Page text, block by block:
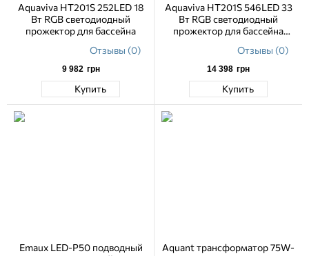
Aquaviva HT201S 252LED 18
Вт RGB светодиодный
прожектор для бассейна
Отзывы (0)
9 982 грн
Купить
Aquaviva HT201S 546LED 33
Вт RGB светодиодный
прожектор для бассейна
Отзывы (0)
14 398 грн
Купить
Emaux LED-P50 подводный
Aquant трансформатор 75W-